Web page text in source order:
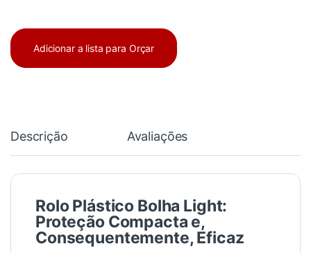
Adicionar a lista para Orçar
Descrição Avaliações
Rolo Plástico Bolha Light:
Proteção Compacta e,
Consequentemente, Eficaz